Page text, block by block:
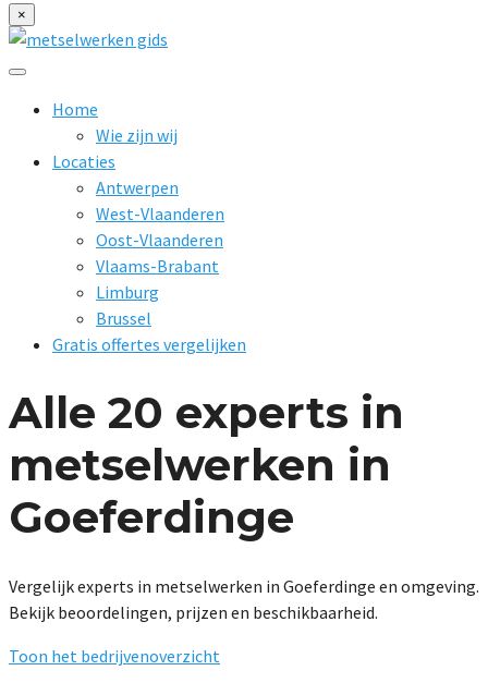
×
Home
Wie zijn wij
Locaties
Antwerpen
West-Vlaanderen
Oost-Vlaanderen
Vlaams-Brabant
Limburg
Brussel
Gratis offertes vergelijken
Alle 20 experts in
metselwerken in
Goeferdinge
Vergelijk experts in metselwerken in Goeferdinge en omgeving.
Bekijk beoordelingen, prijzen en beschikbaarheid.
Toon het bedrijvenoverzicht